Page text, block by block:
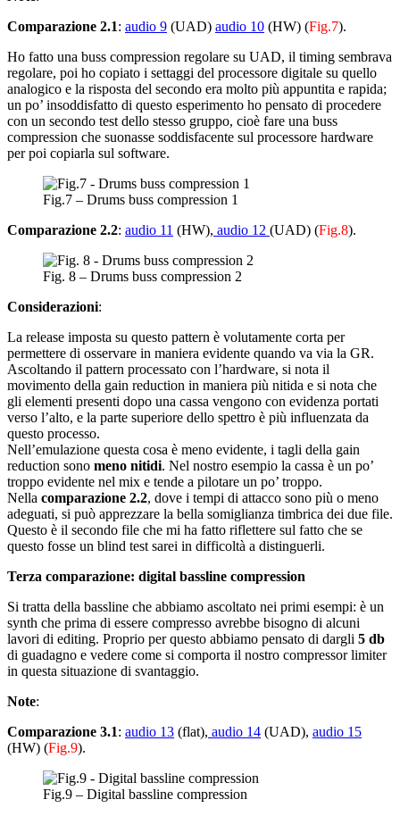
Comparazione 2.1: audio 9 (UAD) audio 10 (HW) (Fig.7).
Ho fatto una buss compression regolare su UAD, il timing sembrava
regolare, poi ho copiato i settaggi del processore digitale su quello
analogico e la risposta del secondo era molto più appuntita e rapida;
un po’ insoddisfatto di questo esperimento ho pensato di procedere
con un secondo test dello stesso gruppo, cioè fare una buss
compression che suonasse soddisfacente sul processore hardware
per poi copiarla sul software.
Fig.7 – Drums buss compression 1
Comparazione 2.2: audio 11 (HW), audio 12 (UAD) (Fig.8).
Fig. 8 – Drums buss compression 2
Considerazioni:
La release imposta su questo pattern è volutamente corta per
permettere di osservare in maniera evidente quando va via la GR.
Ascoltando il pattern processato con l’hardware, si nota il
movimento della gain reduction in maniera più nitida e si nota che
gli elementi presenti dopo una cassa vengono con evidenza portati
verso l’alto, e la parte superiore dello spettro è più influenzata da
questo processo.
Nell’emulazione questa cosa è meno evidente, i tagli della gain
reduction sono meno nitidi. Nel nostro esempio la cassa è un po’
troppo evidente nel mix e tende a pilotare un po’ troppo.
Nella comparazione 2.2, dove i tempi di attacco sono più o meno
adeguati, si può apprezzare la bella somiglianza timbrica dei due file.
Questo è il secondo file che mi ha fatto riflettere sul fatto che se
questo fosse un blind test sarei in difficoltà a distinguerli.
Terza comparazione: digital bassline compression
Si tratta della bassline che abbiamo ascoltato nei primi esempi: è un
synth che prima di essere compresso avrebbe bisogno di alcuni
lavori di editing. Proprio per questo abbiamo pensato di dargli 5 db
di guadagno e vedere come si comporta il nostro compressor limiter
in questa situazione di svantaggio.
Note:
Comparazione 3.1: audio 13 (flat), audio 14 (UAD), audio 15
(HW) (Fig.9).
Fig.9 – Digital bassline compression